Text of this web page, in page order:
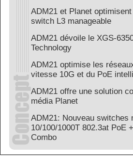
ADM21 et Planet
switch L3 manageable
ADM21 dévoile le XGS-
Technology
ADM21 optimise les
vitesse 10G et du PoE
ADM21 offre une solution
média Planet
ADM21: Nouveau switches
10/100/1000T 802.3at PoE
Combo